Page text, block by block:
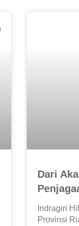
Dari
Indragiri
Provinsi